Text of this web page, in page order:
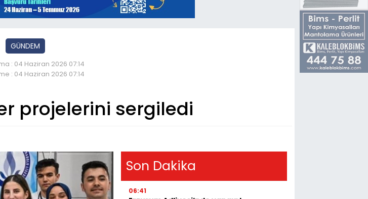
GÜNDEM
: 04 Haziran 2026 07:14
: 04 Haziran 2026 07:14
projelerini sergiledi
Son Dakika
06:41